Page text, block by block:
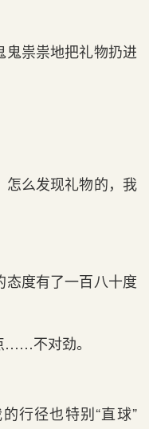
祟祟地把礼物扔进
怎么发现礼物的，我
度有了一百八十度
……不对劲。
行径也特别“直球”